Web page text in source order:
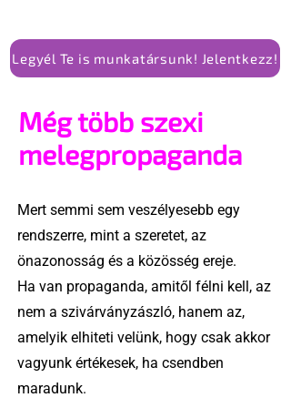
Legyél Te is munkatársunk! Jelentkezz!
Még több szexi
melegpropaganda
Mert semmi sem veszélyesebb egy
rendszerre, mint a szeretet, az
önazonosság és a közösség ereje.
Ha van propaganda, amitől félni kell, az
nem a szivárványzászló, hanem az,
amelyik elhiteti velünk, hogy csak akkor
vagyunk értékesek, ha csendben
maradunk.